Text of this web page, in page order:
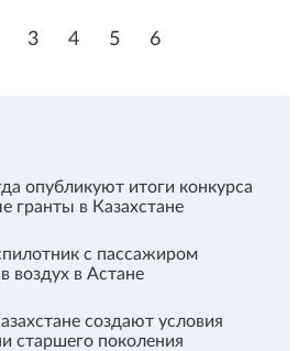
3 4 5 6
опубликуют итоги конкурса
гранты в Казахстане
с пассажиром
воздух в Астане
создают условия
старшего поколения